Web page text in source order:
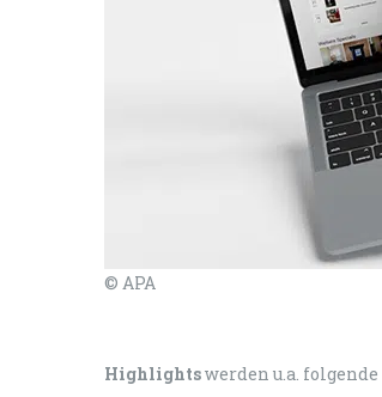
© APA
Highlightswerden u.a. folgende